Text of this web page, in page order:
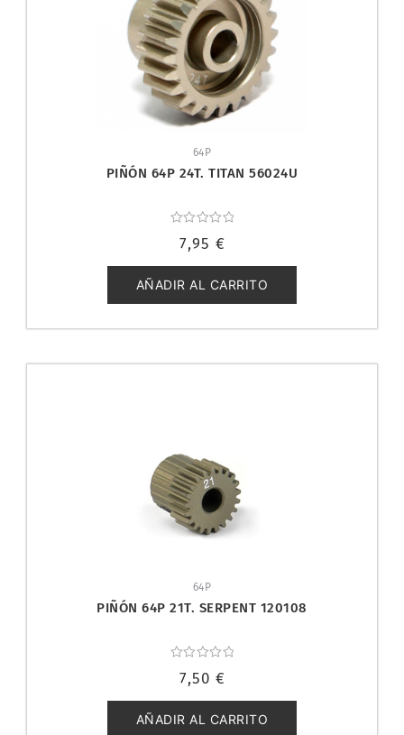
64P
PIÑÓN 64P 24T. TITAN 56024U
con
de
5
7,95 €
AÑADIR AL CARRITO
64P
PIÑÓN 64P 21T. SERPENT 120108
con
de
5
7,50 €
AÑADIR AL CARRITO